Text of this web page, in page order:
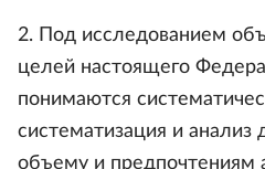
2. Под исследованием
целей настоящего
понимаются
систематизация и анализ
объему и предпочтениям